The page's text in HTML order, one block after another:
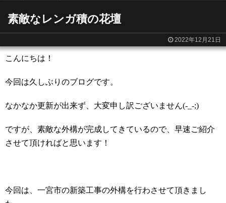
素敵なレンガ積の花壇
2022年12月21日
こんにちは！
今回は久しぶりのブログです。
なかなか更新が出来ず、大変申し訳ございません(-_-;)
ですが、素敵な外構が完成してきているので、早速ご紹介
させて頂ければと思います！
今回は、一宮市の新築工事の外構を行わさせて頂きまし